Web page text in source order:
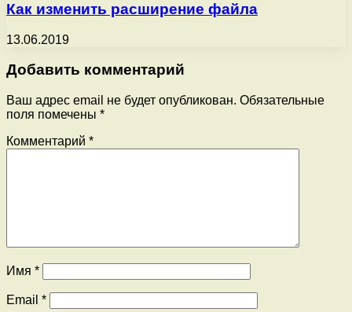
Как изменить расширение файла
13.06.2019
Добавить комментарий
Ваш адрес email не будет опубликован. Обязательные
поля помечены *
Комментарий *
Имя *
Email *